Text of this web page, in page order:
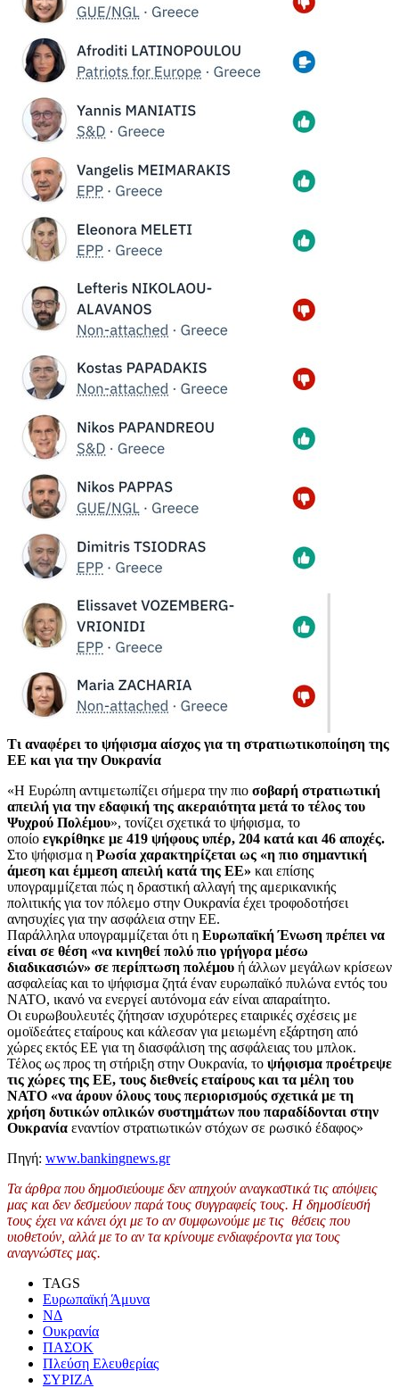
Τι αναφέρει το ψήφισμα αίσχος για τη στρατιωτικοποίηση της
ΕΕ και για την Ουκρανία
«Η Ευρώπη αντιμετωπίζει σήμερα την πιο σοβαρή στρατιωτική
απειλή για την εδαφική της ακεραιότητα μετά το τέλος του
Ψυχρού Πολέμου», τονίζει σχετικά το ψήφισμα, το
οποίο εγκρίθηκε με 419 ψήφους υπέρ, 204 κατά και 46 αποχές.
Στο ψήφισμα η Ρωσία χαρακτηρίζεται ως «η πιο σημαντική
άμεση και έμμεση απειλή κατά της ΕΕ» και επίσης
υπογραμμίζεται πώς η δραστική αλλαγή της αμερικανικής
πολιτικής για τον πόλεμο στην Ουκρανία έχει τροφοδοτήσει
ανησυχίες για την ασφάλεια στην ΕΕ.
Παράλληλα υπογραμμίζεται ότι η Ευρωπαϊκή Ένωση πρέπει να
είναι σε θέση «να κινηθεί πολύ πιο γρήγορα μέσω
διαδικασιών» σε περίπτωση πολέμου ή άλλων μεγάλων κρίσεων
ασφαλείας και το ψήφισμα ζητά έναν ευρωπαϊκό πυλώνα εντός του
ΝΑΤΟ, ικανό να ενεργεί αυτόνομα εάν είναι απαραίτητο.
Οι ευρωβουλευτές ζήτησαν ισχυρότερες εταιρικές σχέσεις με
ομοϊδεάτες εταίρους και κάλεσαν για μειωμένη εξάρτηση από
χώρες εκτός ΕΕ για τη διασφάλιση της ασφάλειας του μπλοκ.
Τέλος ως προς τη στήριξη στην Ουκρανία, το ψήφισμα προέτρεψε
τις χώρες της ΕΕ, τους διεθνείς εταίρους και τα μέλη του
ΝΑΤΟ «να άρουν όλους τους περιορισμούς σχετικά με τη
χρήση δυτικών οπλικών συστημάτων που παραδίδονται στην
Ουκρανία εναντίον στρατιωτικών στόχων σε ρωσικό έδαφος»
Πηγή: www.bankingnews.gr
Τα άρθρα που δημοσιεύουμε δεν απηχούν αναγκαστικά τις απόψεις
μας και δεν δεσμεύουν παρά τους συγγραφείς τους. Η δημοσίευσή
τους έχει να κάνει όχι με το αν συμφωνούμε με τις θέσεις που
υιοθετούν, αλλά με το αν τα κρίνουμε ενδιαφέροντα για τους
αναγνώστες μας.
TAGS
Ευρωπαϊκή Άμυνα
ΝΔ
Ουκρανία
ΠΑΣΟΚ
Πλεύση Ελευθερίας
ΣΥΡΙΖΑ